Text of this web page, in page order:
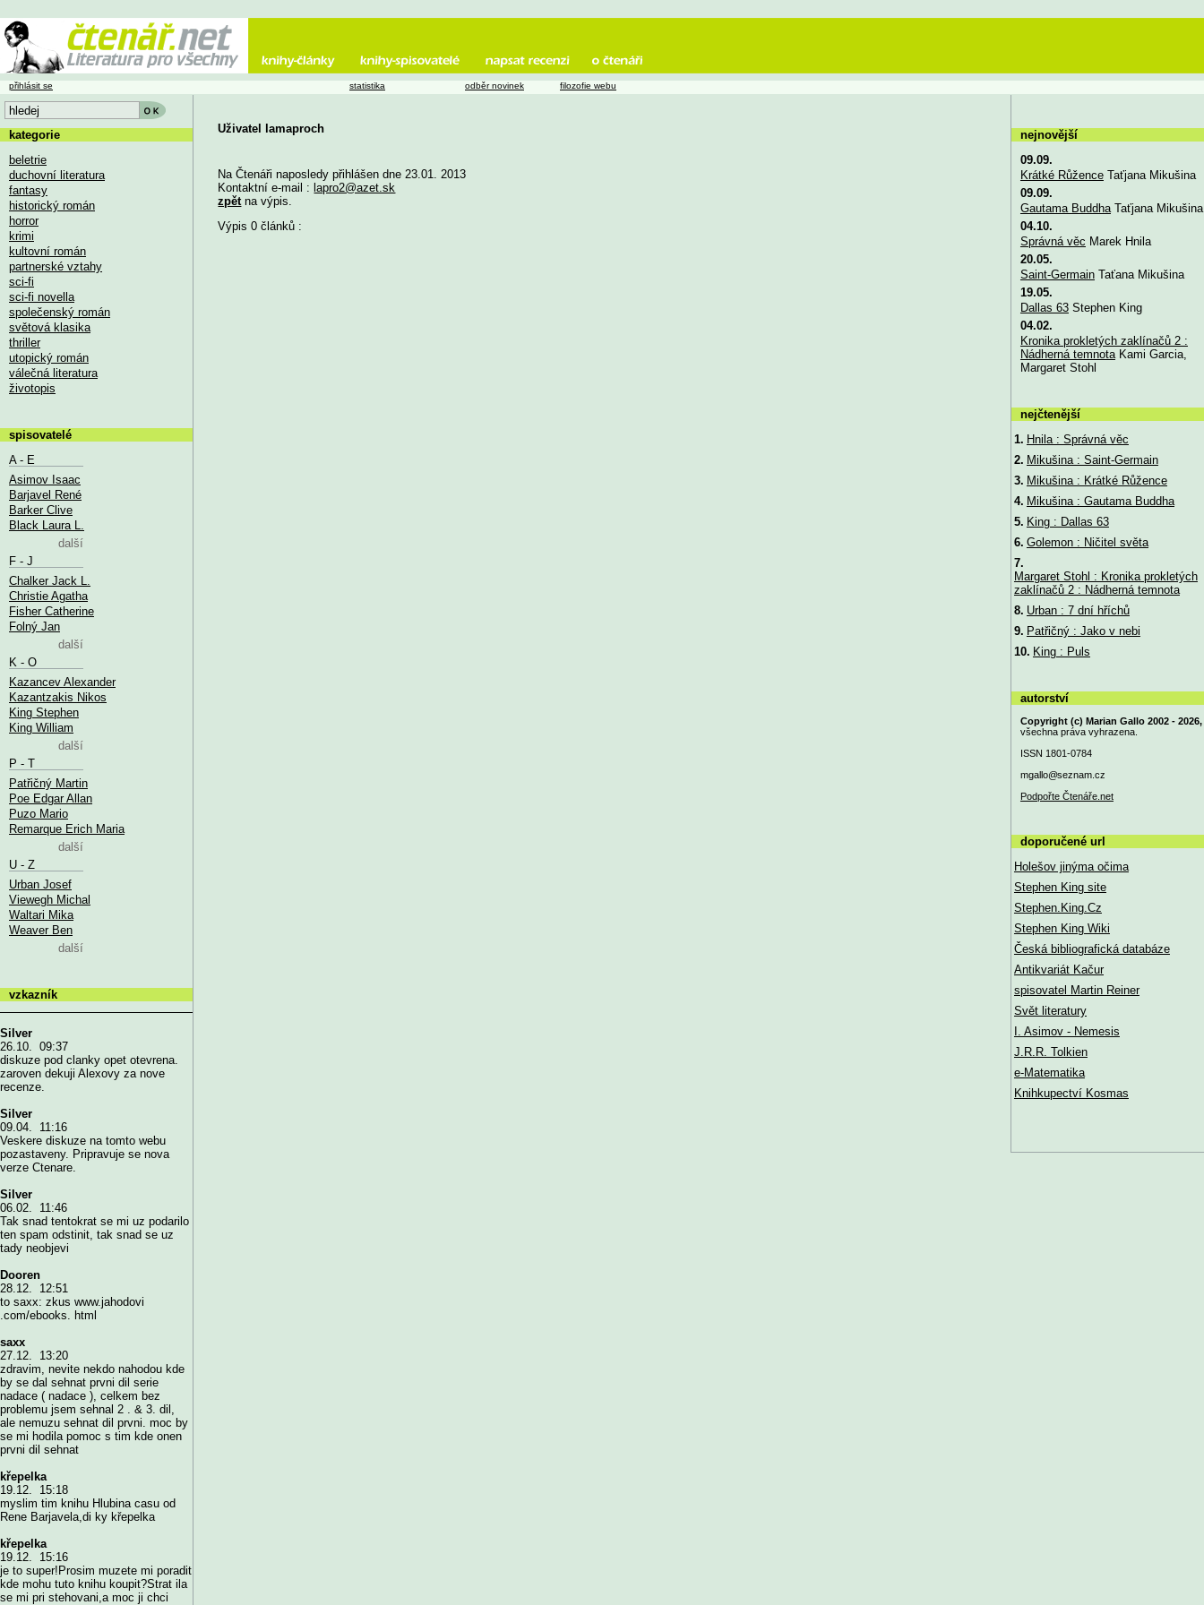
Uživatel lamaproch
Na Čtenáři naposledy přihlášen dne 23.01. 2013
Kontaktní e-mail : lapro2@azet.sk
zpět na výpis.
Výpis 0 článků :
přihlásit se statistika odběr novinek filozofie webu
kategorie
beletrie
duchovní literatura
fantasy
historický román
horror
krimi
kultovní román
partnerské vztahy
sci-fi
sci-fi novella
společenský román
světová klasika
thriller
utopický román
válečná literatura
životopis
spisovatelé
A - E
Asimov Isaac
Barjavel René
Barker Clive
Black Laura L.
další
F - J
Chalker Jack L.
Christie Agatha
Fisher Catherine
Folný Jan
další
K - O
Kazancev Alexander
Kazantzakis Nikos
King Stephen
King William
další
P - T
Patřičný Martin
Poe Edgar Allan
Puzo Mario
Remarque Erich Maria
další
U - Z
Urban Josef
Viewegh Michal
Waltari Mika
Weaver Ben
další
vzkazník
Silver
26.10. 09:37
diskuze pod clanky opet otevrena.
zaroven dekuji Alexovy za nove
recenze.
Silver
09.04. 11:16
Veskere diskuze na tomto webu
pozastaveny. Pripravuje se nova
verze Ctenare.
Silver
06.02. 11:46
Tak snad tentokrat se mi uz podarilo
ten spam odstinit, tak snad se uz
tady neobjevi
Dooren
28.12. 12:51
to saxx: zkus www.jahodovi
.com/ebooks. html
saxx
27.12. 13:20
zdravim, nevite nekdo nahodou kde
by se dal sehnat prvni dil serie
nadace ( nadace ), celkem bez
problemu jsem sehnal 2 . & 3. dil,
ale nemuzu sehnat dil prvni. moc by
se mi hodila pomoc s tim kde onen
prvni dil sehnat
křepelka
19.12. 15:18
myslim tim knihu Hlubina casu od
Rene Barjavela,di ky křepelka
křepelka
19.12. 15:16
je to super!Prosim muzete mi poradit
kde mohu tuto knihu koupit?Strat ila
se mi pri stehovani,a moc ji chci
nejnovější
09.09.
Krátké RůženceTaťjana Mikušina
09.09.
Gautama BuddhaTaťjana Mikušina
04.10.
Správná věc Marek Hnila
20.05.
Saint-GermainTaťana Mikušina
19.05.
Dallas 63Stephen King
04.02.
Kronika prokletých zaklínačů 2 :
Nádherná temnotaKami Garcia,
Margaret Stohl
nejčtenější
1. Hnila : Správná věc
2. Mikušina : Saint-Germain
3. Mikušina : Krátké Růžence
4. Mikušina : Gautama Buddha
5. King : Dallas 63
6. Golemon : Ničitel světa
7.
Margaret Stohl : Kronika prokletých
zaklínačů 2 : Nádherná temnota
8. Urban : 7 dní hříchů
9. Patřičný : Jako v nebi
10. King : Puls
autorství
Copyright (c) Marian Gallo 2002 - 2026,
všechna práva vyhrazena.
ISSN 1801-0784
mgallo@seznam.cz
Podpořte Čtenáře.net
doporučené url
Holešov jinýma očima
Stephen King site
Stephen.King.Cz
Stephen King Wiki
Česká bibliografická databáze
Antikvariát Kačur
spisovatel Martin Reiner
Svět literatury
I. Asimov - Nemesis
J.R.R. Tolkien
e-Matematika
Knihkupectví Kosmas